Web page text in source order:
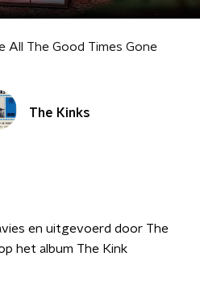
All The Good Times Gone
The Kinks
en uitgevoerd door The
het album The Kink